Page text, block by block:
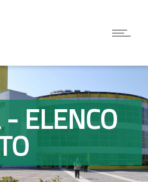
ELENCO